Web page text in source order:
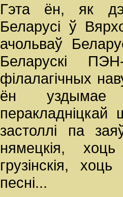
Гэта ён, як
Беларусі ў
ачольваў
Беларускі
філалагічных
ён уздымае
застоллі па
нямецкія,
грузінскія,
песні...